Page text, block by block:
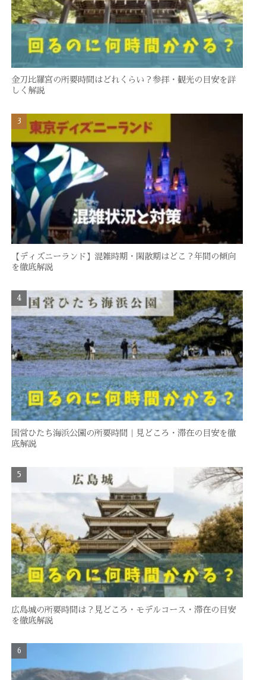
金刀比羅宮の所要時間はどれくらい？参拝・観光の目安を詳
しく解説
【ディズニーランド】混雑時期・閑散期はどこ？年間の傾向
を徹底解説
国営ひたち海浜公園の所要時間｜見どころ・滞在の目安を徹
底解説
広島城の所要時間は？見どころ・モデルコース・滞在の目安
を徹底解説